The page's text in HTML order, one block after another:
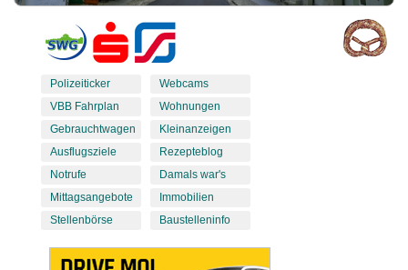
Polizeiticker
VBB Fahrplan
Gebrauchtwagen
Ausflugsziele
Notrufe
Mittagsangebote
Stellenbörse
Webcams
Wohnungen
Kleinanzeigen
Rezepteblog
Damals war's
Immobilien
Baustelleninfo